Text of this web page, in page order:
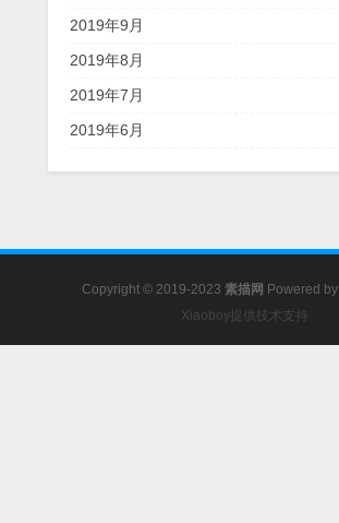
2019年9月
2019年8月
2019年7月
2019年6月
Copyright © 2019-2023 素描网 Powered by
Xiaoboy提供技术支持